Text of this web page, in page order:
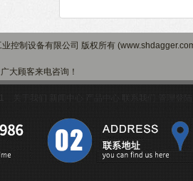
控制设备有限公司 版权所有
大顾客来电咨询！